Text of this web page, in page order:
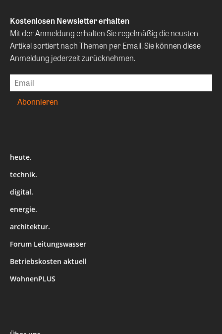
Kostenlosen Newsletter erhalten
Mit der Anmeldung erhalten Sie regelmäßig die neusten
Artikel sortiert nach Themen per Email. Sie können diese
Anmeldung jederzeit zurücknehmen.
heute.
technik.
digital.
energie.
architektur.
Forum Leitungswasser
Betriebskosten aktuell
WohnenPLUS